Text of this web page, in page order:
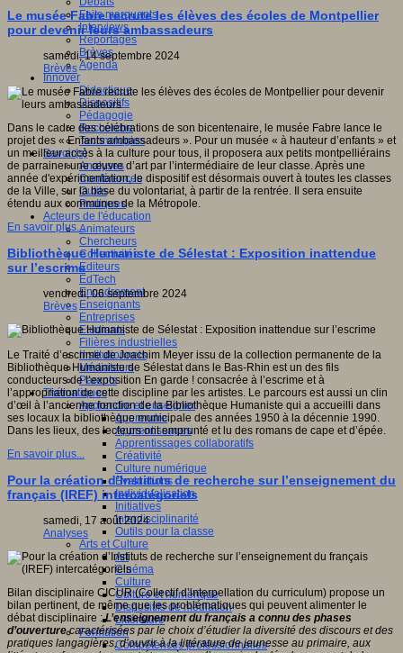
Faits marquants
Interviews
Reportages
Brèves
Agenda
Innover
Didactique
Dispositifs
Pédagogie
Recherche
Technologies
Savoir(s)
Analyses
Conférences
Outils
Pratiques
Acteurs de l'éducation
Animateurs
Chercheurs
Collectivités
Editeurs
EdTech
Encadrement
Enseignants
Entreprises
Etudiants
Filières industrielles
Institutionnels
Médiateurs
Parents
Thématiques
Apprendre et enseigner
Apprendre
Apprentissages
Apprentissages collaboratifs
Créativité
Culture numérique
Evaluations
Individualisation
Initiatives
Interdisciplinarité
Outils pour la classe
Arts et Culture
Art
Cinéma
Culture
Culture et numérique
Dispositifs de médiation
Littérature
Formation
Compétences professionnelles
Le musée Fabre recrute les élèves des écoles de Montpellier
pour devenir leurs ambassadeurs
samedi, 14 septembre 2024
Brèves
Dans le cadre des célébrations de son bicentenaire, le musée Fabre lance le
projet des « Enfants ambassadeurs ». Pour un musée « à hauteur d’enfants » et
un meilleur accès à la culture pour tous, il proposera aux petits montpelliérains
de parrainer une œuvre d’art par l’intermédiaire de leur classe. Après une
année d'expérimentation, le dispositif est désormais ouvert à toutes les classes
de la Ville, sur la base du volontariat, à partir de la rentrée. Il sera ensuite
étendu aux communes de la Métropole.
En savoir plus...
Bibliothèque Humaniste de Sélestat : Exposition inattendue
sur l’escrime
vendredi, 06 septembre 2024
Brèves
Le Traité d’escrime de Joachim Meyer issu de la collection permanente de la
Bibliothèque Humaniste de Sélestat dans le Bas-Rhin est un des fils
conducteurs de l’exposition En garde ! consacrée à l’escrime et à
l’appropriation de cette discipline par les artistes. Le parcours est aussi un clin
d’œil à l’ancienne fonction de la Bibliothèque Humaniste qui a accueilli dans
ses locaux la bibliothèque municipale des années 1950 à la décennie 1990.
Dans les lieux, des lecteurs ont emprunté et lu des romans de cape et d’épée.
En savoir plus...
Pour la création d’Instituts de recherche sur l’enseignement du
français (IREF) intercatégoriels
samedi, 17 août 2024
Analyses
Bilan disciplinaire CICUR (Collectif d’interpellation du curriculum) propose un
bilan pertinent, de même que les problématiques qui peuvent alimenter le
débat disciplinaire :L’enseignement du français a connu des phases
d’ouverturecaractérisées par le choix d’étudier la diversité des discours et des
pratiques langagières, d’ouvrir à la littérature de jeunesse au primaire, aux